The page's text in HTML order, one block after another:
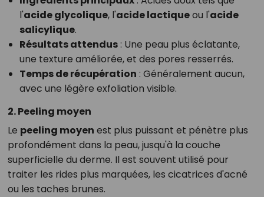
l'acide glycolique, l'acide lactiqueou l'acide
salicylique.
Résultats attendus: Une peau plus éclatante,
une texture améliorée, et des pores resserrés.
Temps de récupération : Généralement aucun,
avec une légère exfoliation visible.
2. Peeling moyen
Le peeling moyen est plus puissant et pénètre plus
profondément dans la peau, jusqu'à la couche
superficielle du derme. Il est souvent utilisé pour
traiter les rides plus marquées, les cicatrices d'acné
ou les taches brunes.